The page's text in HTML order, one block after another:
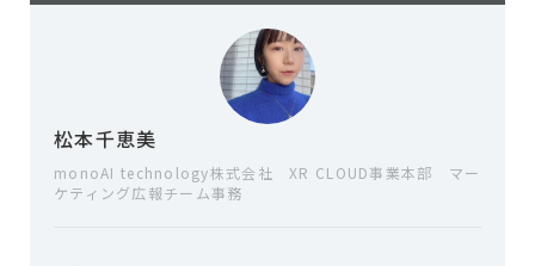
松本千恵美
monoAI technology株式会社 XR CLOUD事業本部 マー
ケティング広報チーム事務